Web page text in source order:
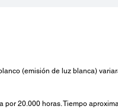
(emisión de luz blanca)
20.000 horas. Tiempo